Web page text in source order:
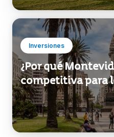
Inversiones
¿Por qué
competitiva para